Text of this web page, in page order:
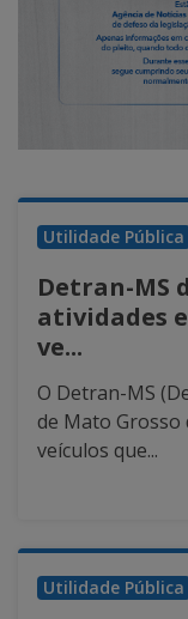
Utilidade Pública
Detran-MS
atividades
ve...
O Detran-MS
de Mato Grosso
veículos que...
Utilidade Pública